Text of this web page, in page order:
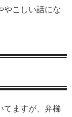
やこしい話にな
てますが、弁櫛